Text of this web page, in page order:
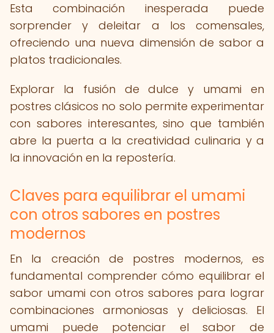
Esta combinación inesperada puede
sorprender y deleitar a los comensales,
ofreciendo una nueva dimensión de sabor a
platos tradicionales.
Explorar la fusión de dulce y umami en
postres clásicos no solo permite experimentar
con sabores interesantes, sino que también
abre la puerta a la creatividad culinaria y a
la innovación en la repostería.
Claves para equilibrar el umami
con otros sabores en postres
modernos
En la creación de postres modernos, es
fundamental comprender cómo equilibrar el
sabor umami con otros sabores para lograr
combinaciones armoniosas y deliciosas. El
umami puede potenciar el sabor de